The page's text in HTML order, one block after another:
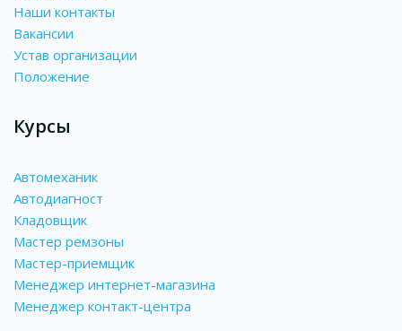
Наши контакты
Вакансии
Устав организации
Положение
Курсы
Автомеханик
Автодиагност
Кладовщик
Мастер ремзоны
Мастер-приемщик
Менеджер интернет-магазина
Менеджер контакт-центра